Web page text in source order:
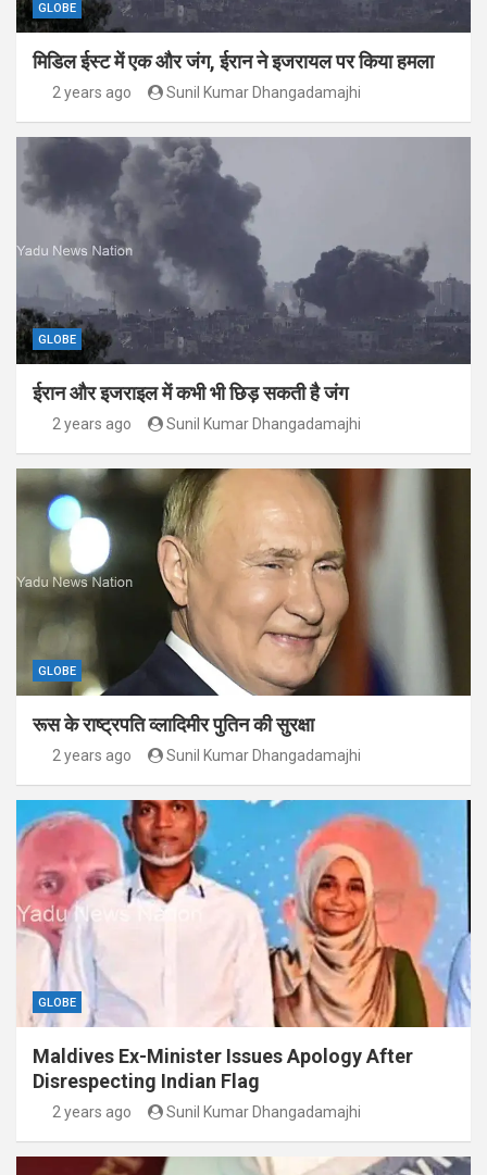
GLOBE
मिडिल ईस्ट में एक और जंग, ईरान ने इजरायल पर किया हमला
2 years ago Sunil Kumar Dhangadamajhi
GLOBE
ईरान और इजराइल में कभी भी छिड़ सकती है जंग
2 years ago Sunil Kumar Dhangadamajhi
GLOBE
रूस के राष्ट्रपति व्लादिमीर पुतिन की सुरक्षा
2 years ago Sunil Kumar Dhangadamajhi
GLOBE
Maldives Ex-Minister Issues Apology After
Disrespecting Indian Flag
2 years ago Sunil Kumar Dhangadamajhi